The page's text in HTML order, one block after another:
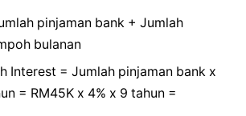
pinjaman bank + Jumlah
bulanan
Interest = Jumlah pinjaman bank x
= RM45K x 4% x 9 tahun =